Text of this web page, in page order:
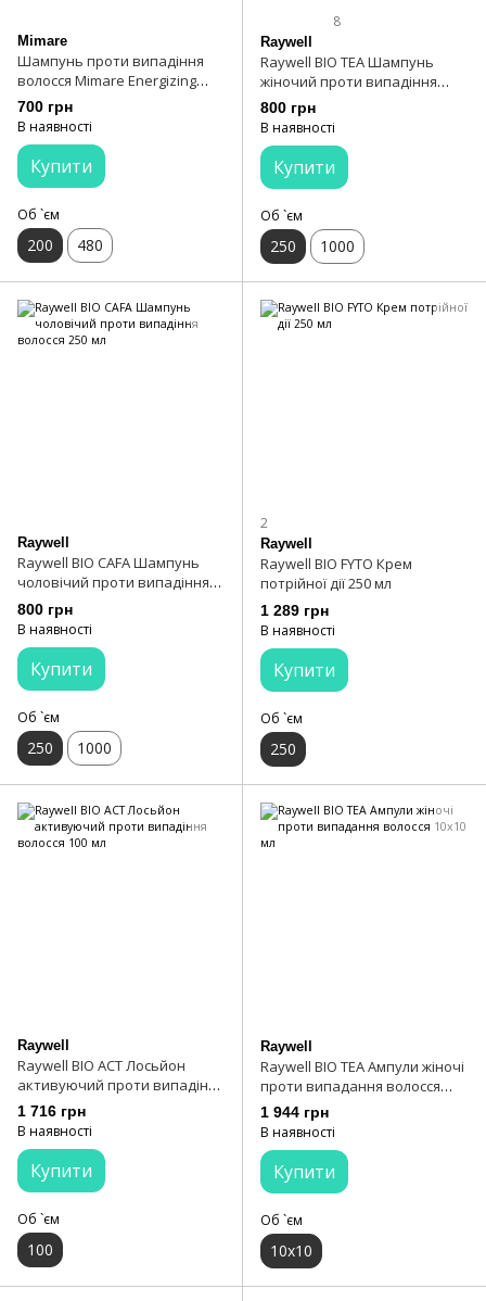
Mimare
Шампунь проти випадіння
волосся Mimare Energizing
Shampoo 200 мл
700 грн
В наявності
Купити
Об `єм
200 480
8
Raywell
Raywell BIO TEA Шампунь
жіночий проти випадіння
волосся 250 мл
800 грн
В наявності
Купити
Об `єм
250 1000
Raywell
Raywell BIO CAFA Шампунь
чоловічий проти випадіння
волосся 250 мл
800 грн
В наявності
Купити
Об `єм
250 1000
2
Raywell
Raywell BIO FYTO Крем
потрійної дії 250 мл
1 289 грн
В наявності
Купити
Об `єм
250
Raywell
Raywell BIO ACT Лосьйон
активуючий проти випадіння
волосся 100 мл
1 716 грн
В наявності
Купити
Об `єм
100
Raywell
Raywell BIO TEA Ампули жіночі
проти випадання волосся
10x10 мл
1 944 грн
В наявності
Купити
Об `єм
10х10